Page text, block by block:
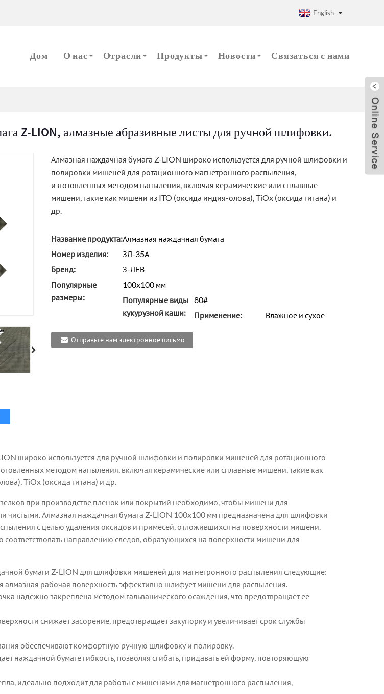
English
Дом О нас Отрасли Продукты Новости Связаться с нами
Z-LION, алмазные абразивные листы для ручной шлифовки.
Алмазная наждачная бумага Z-LION широко используется для ручной шлифовки и
полировки мишеней для ротационного магнетронного распыления,
изготовленных методом напыления, включая керамические или сплавные
мишени, такие как мишени из ITO (оксида индия-олова), TiOx (оксида титана) и
др.
Название продукта:Алмазная наждачная бумага
Номер изделия:
ЗЛ-35А
Бренд:
З-ЛЕВ
Популярные
размеры:
100x100 мм
Популярные виды
кукурузной каши:
80#
Применение:
Влажное и сухое
Отправьте нам электронное письмо
широко используется для ручной шлифовки и полировки мишеней для ротационного
методом напыления, включая керамические или сплавные мишени, такие как
TiOx (оксида титана) и др.
при производстве пленок или покрытий необходимо, чтобы мишени для
чистыми. Алмазная наждачная бумага Z-LION 100x100 мм предназначена для шлифовки
с целью удаления оксидов и примесей, отложившихся на поверхности мишени.
направлению следов, образующихся на поверхности мишени для
бумаги Z-LION для шлифовки мишеней для магнетронного распыления следующие:
алмазная рабочая поверхность эффективно шлифует мишени для распыления.
надежно закреплена методом гальванического осаждения, что предотвращает ее
снижает засорение, предотвращает закупорку и увеличивает срок службы
обеспечивают комфортную ручную шлифовку и полировку.
наждачной бумаге гибкость, позволяя сгибать, придавать ей форму, повторяющую
идеально подходит для работы с мишенями для магнетронного распыления,